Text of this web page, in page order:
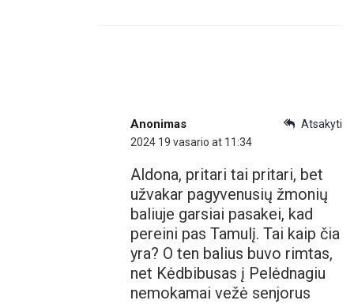
Atsakyti
Anonimas
2024 19 vasario at 11:34
Aldona, pritari tai pritari, bet
užvakar pagyvenusių žmonių
baliuje garsiai pasakei, kad
pereini pas Tamulį. Tai kaip čia
yra? O ten balius buvo rimtas,
net Kėdbibusas į Pelėdnagiu
nemokamai vežė senjorus